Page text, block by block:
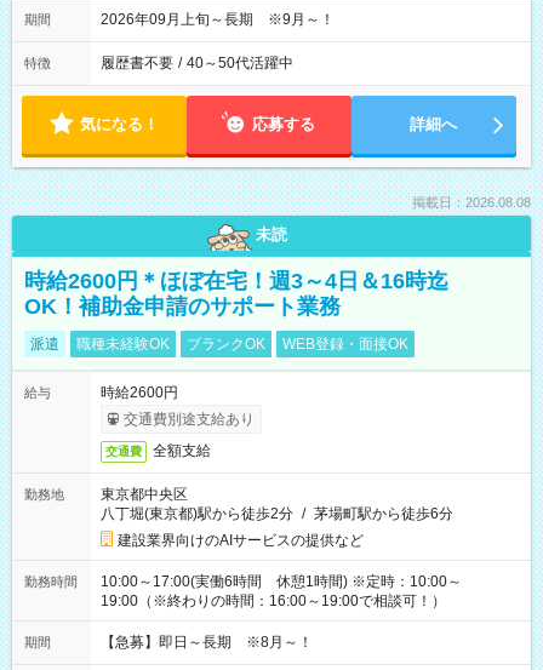
期間 2026年09月上旬～長期 ※9月～！
特徴 履歴書不要 / 40～50代活躍中
気になる！ 応募する 詳細へ
掲載日：2026.08.08
未読
時給2600円＊ほぼ在宅！週3～4日＆16時迄
OK！補助金申請のサポート業務
派遣 職種未経験OK ブランクOK WEB登録・面接OK
給与
時給2600円
交通費別途支給あり
交通費 全額支給
勤務地
東京都中央区
八丁堀(東京都)駅から徒歩2分 / 茅場町駅から徒歩6分
建設業界向けのAIサービスの提供など
勤務時間
10:00～17:00(実働6時間 休憩1時間) ※定時：10:00～
19:00（※終わりの時間：16:00～19:00で相談可！）
期間 【急募】即日～長期 ※8月～！